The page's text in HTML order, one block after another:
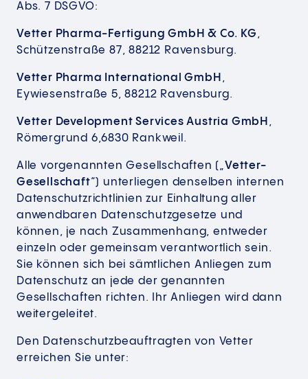
Abs. 7 DSGVO:
Vetter Pharma-Fertigung GmbH & Co. KG,
Schützenstraße 87, 88212 Ravensburg.
Vetter Pharma International GmbH ,
Eywiesenstraße 5, 88212 Ravensburg.
Vetter Development Services Austria GmbH ,
Römergrund 6,6830 Rankweil.
Alle vorgenannten Gesellschaften („Vetter-
Gesellschaft“) unterliegen denselben internen
Datenschutzrichtlinien zur Einhaltung aller
anwendbaren Datenschutzgesetze und
können, je nach Zusammenhang, entweder
einzeln oder gemeinsam verantwortlich sein.
Sie können sich bei sämtlichen Anliegen zum
Datenschutz an jede der genannten
Gesellschaften richten. Ihr Anliegen wird dann
weitergeleitet.
Den Datenschutzbeauftragten von Vetter
erreichen Sie unter: